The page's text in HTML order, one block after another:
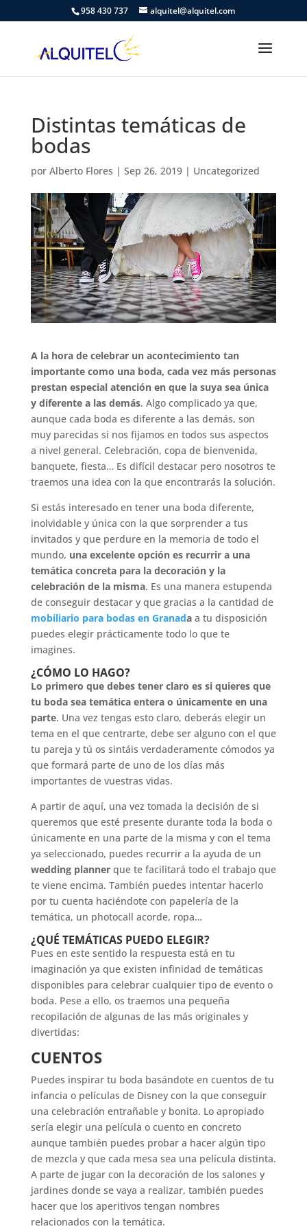
958 430 737 alquitel@alquitel.com
Distintas temáticas de
bodas
por Alberto Flores | Sep 26, 2019| Uncategorized
A la hora de celebrar un acontecimiento tan
importante como una boda, cada vez más personas
prestan especial atención en que la suya sea única
y diferente a las demás. Algo complicado ya que,
aunque cada boda es diferente a las demás, son
muy parecidas si nos fijamos en todos sus aspectos
a nivel general. Celebración, copa de bienvenida,
banquete, fiesta… Es difícil destacar pero nosotros te
traemos una idea con la que encontrarás la solución.
Si estás interesado en tener una boda diferente,
inolvidable y única con la que sorprender a tus
invitados y que perdure en la memoria de todo el
mundo, una excelente opción es recurrir a una
temática concreta para la decoración y la
celebración de la misma. Es una manera estupenda
de conseguir destacar y que gracias a la cantidad de
mobiliario para bodas en Granadaa tu disposición
puedes elegir prácticamente todo lo que te
imagines.
¿CÓMO LO HAGO?
Lo primero que debes tener claro es si quieres que
tu boda sea temática entera o únicamente en una
parte. Una vez tengas esto claro, deberás elegir un
tema en el que centrarte, debe ser alguno con el que
tu pareja y tú os sintáis verdaderamente cómodos ya
que formará parte de uno de los días más
importantes de vuestras vidas.
A partir de aquí, una vez tomada la decisión de si
queremos que esté presente durante toda la boda o
únicamente en una parte de la misma y con el tema
ya seleccionado, puedes recurrir a la ayuda de un
wedding plannerque te facilitará todo el trabajo que
te viene encima. También puedes intentar hacerlo
por tu cuenta haciéndote con papelería de la
temática, un photocall acorde, ropa…
¿QUÉ TEMÁTICAS PUEDO ELEGIR?
Pues en este sentido la respuesta está en tu
imaginación ya que existen infinidad de temáticas
disponibles para celebrar cualquier tipo de evento o
boda. Pese a ello, os traemos una pequeña
recopilación de algunas de las más originales y
divertidas:
CUENTOS
Puedes inspirar tu boda basándote en cuentos de tu
infancia o películas de Disney con la que conseguir
una celebración entrañable y bonita. Lo apropiado
sería elegir una película o cuento en concreto
aunque también puedes probar a hacer algún tipo
de mezcla y que cada mesa sea una película distinta.
A parte de jugar con la decoración de los salones y
jardines donde se vaya a realizar, también puedes
hacer que los aperitivos tengan nombres
relacionados con la temática.